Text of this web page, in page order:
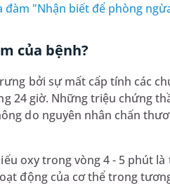
đàm "Nhận biết để phòng
của bệnh?
bởi sự mất cấp tính các
24 giờ. Những triệu chứng
do nguyên nhân chấn
oxy trong vòng 4 - 5 phút
động của cơ thể trong